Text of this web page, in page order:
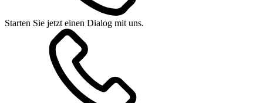
Starten Sie jetzt einen Dialog mit uns.